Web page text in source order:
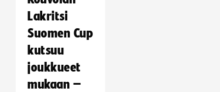
Lakritsi
Suomen Cup
kutsuu
joukkueet
mukaan –